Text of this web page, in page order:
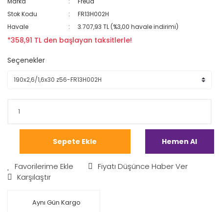
Stok Kodu
FR13H002H
Havale
3.707,93 TL (%3,00 havale indirimi)
*358,91 TL den başlayan taksitlerle!
Seçenekler
Sepete Ekle Hemen Al
Fiyatı Düşünce Haber Ver
Karşılaştır
Aynı Gün Kargo